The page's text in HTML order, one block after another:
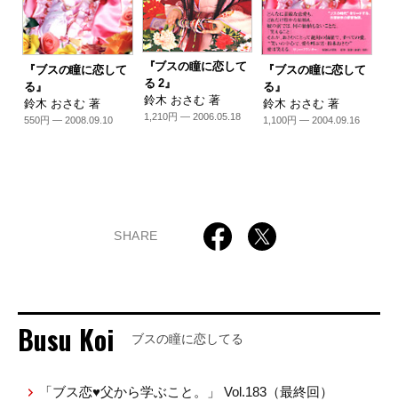
『ブスの瞳に恋して
る』
鈴木 おさむ 著
550円 — 2008.09.10
『ブスの瞳に恋して
る 2』
鈴木 おさむ 著
1,210円 — 2006.05.18
『ブスの瞳に恋して
る』
鈴木 おさむ 著
1,100円 — 2004.09.16
SHARE
Busu Koi ブスの瞳に恋してる
「ブス恋♥父から学ぶこと。」 Vol.183（最終回）